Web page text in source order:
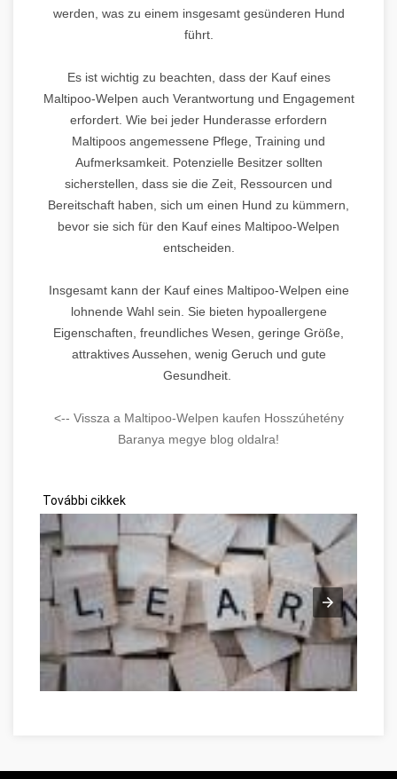
werden, was zu einem insgesamt gesünderen Hund
führt.
Es ist wichtig zu beachten, dass der Kauf eines
Maltipoo-Welpen auch Verantwortung und Engagement
erfordert. Wie bei jeder Hunderasse erfordern
Maltipoos angemessene Pflege, Training und
Aufmerksamkeit. Potenzielle Besitzer sollten
sicherstellen, dass sie die Zeit, Ressourcen und
Bereitschaft haben, sich um einen Hund zu kümmern,
bevor sie sich für den Kauf eines Maltipoo-Welpen
entscheiden.
Insgesamt kann der Kauf eines Maltipoo-Welpen eine
lohnende Wahl sein. Sie bieten hypoallergene
Eigenschaften, freundliches Wesen, geringe Größe,
attraktives Aussehen, wenig Geruch und gute
Gesundheit.
<-- Vissza a Maltipoo-Welpen kaufen Hosszúhetény
Baranya megye blog oldalra!
További cikkek